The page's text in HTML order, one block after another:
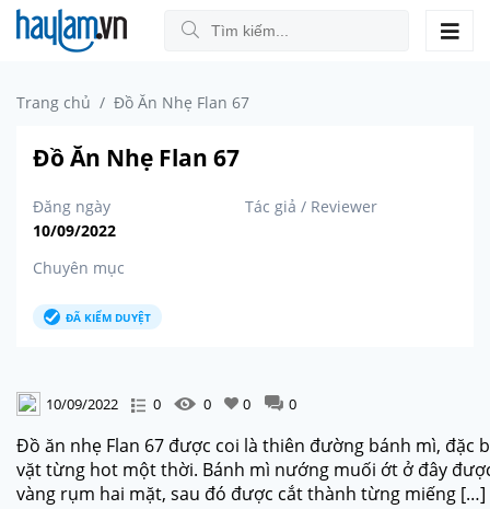
Trang chủ Đồ Ăn Nhẹ Flan 67
Đồ Ăn Nhẹ Flan 67
Đăng ngày
10/09/2022
Tác giả / Reviewer
Chuyên mục
ĐÃ KIỂM DUYỆT
10/09/2022 0 0 0 0
Đồ ăn nhẹ Flan 67 được coi là thiên đường bánh mì,
vặt từng hot một thời. Bánh mì nướng muối ớt ở đây
vàng rụm hai mặt, sau đó được cắt thành từng miếng […]